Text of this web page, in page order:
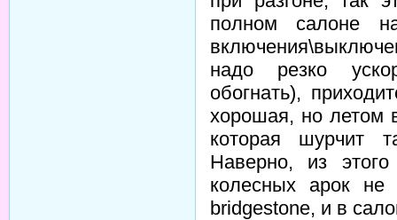
полном салоне
надо резко
обогнать),
хорошая, но летом
которая шурчит
Наверно, из
колесных арок
bridgestone, и в